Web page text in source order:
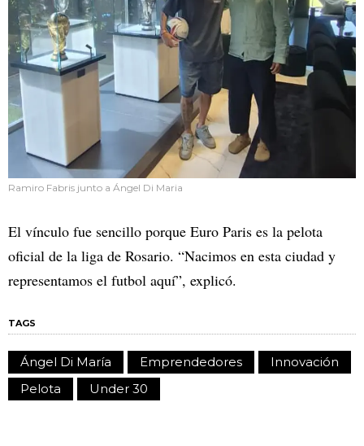
Ramiro Fabris junto a Ángel Di Maria
El vínculo fue sencillo porque Euro Paris es la pelota
oficial de la liga de Rosario. “Nacimos en esta ciudad y
representamos el futbol aquí”, explicó.
TAGS
Ángel Di María Emprendedores
Innovación
Pelota
Under 30